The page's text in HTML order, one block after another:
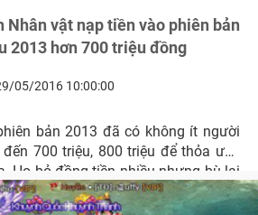
Nhân vật nạp tiền vào phiên bản
2013 hơn 700 triệu đồng
05/2016 10:00:00
bản 2013 đã có không ít người
700 triệu, 800 triệu để thỏa ước
Họ bỏ đồng tiền nhiều nhưng bù lại
tiếc.